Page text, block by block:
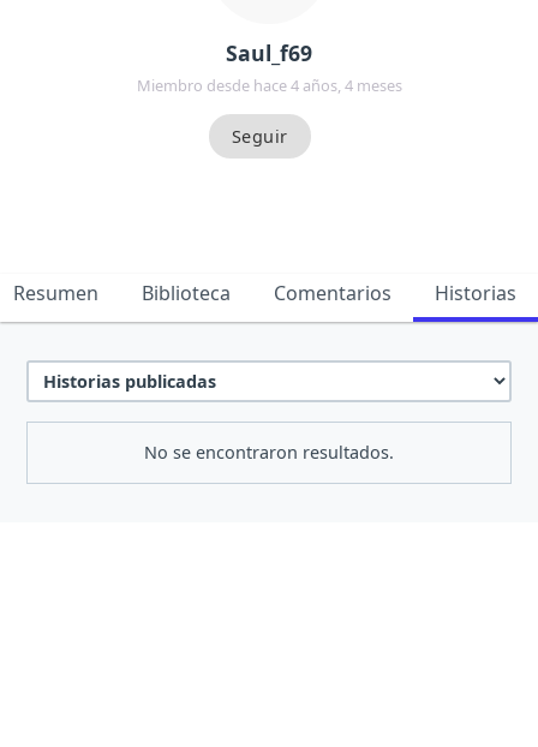
Saul_f69
Miembro desde hace 4 años, 4 meses
Resumen Biblioteca Comentarios Historias
No se encontraron resultados.